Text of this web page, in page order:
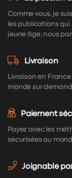
Comme vous, je
les publications
jeune âge, nous
Livraison
Livraison en
monde sur
Paiement
Payez avec les
sécurisées au
Joignable